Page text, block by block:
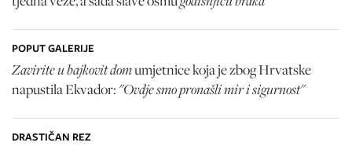
POPUT GALERIJE
Zavirite u bajkovit domumjetnice koja je zbog Hrvatske
napustila Ekvador: "Ovdje smo pronašli mir i sigurnost"
DRASTIČAN REZ